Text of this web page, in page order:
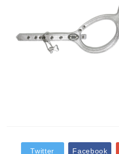
Twitter Facebook